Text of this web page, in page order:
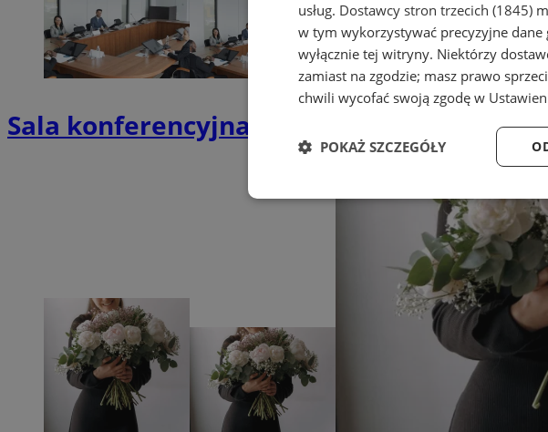
Sala konferencyjna w Katowicach? Spójrz
usług. Dostawcy stron trzecich (1845)
w tym wykorzystywać precyzyjne
wyłącznie tej witryny. Niektórzy
zamiast na zgodzie; masz prawo
chwili wycofać swoją zgodę w
POKAŻ SZCZEGÓŁY
Niezbędne Wydajność
Niezbędne Wydajność
Niezbędne pliki cookie umożliwiają korzystanie z
zarządzanie kontem. Bez niezbędnych plików